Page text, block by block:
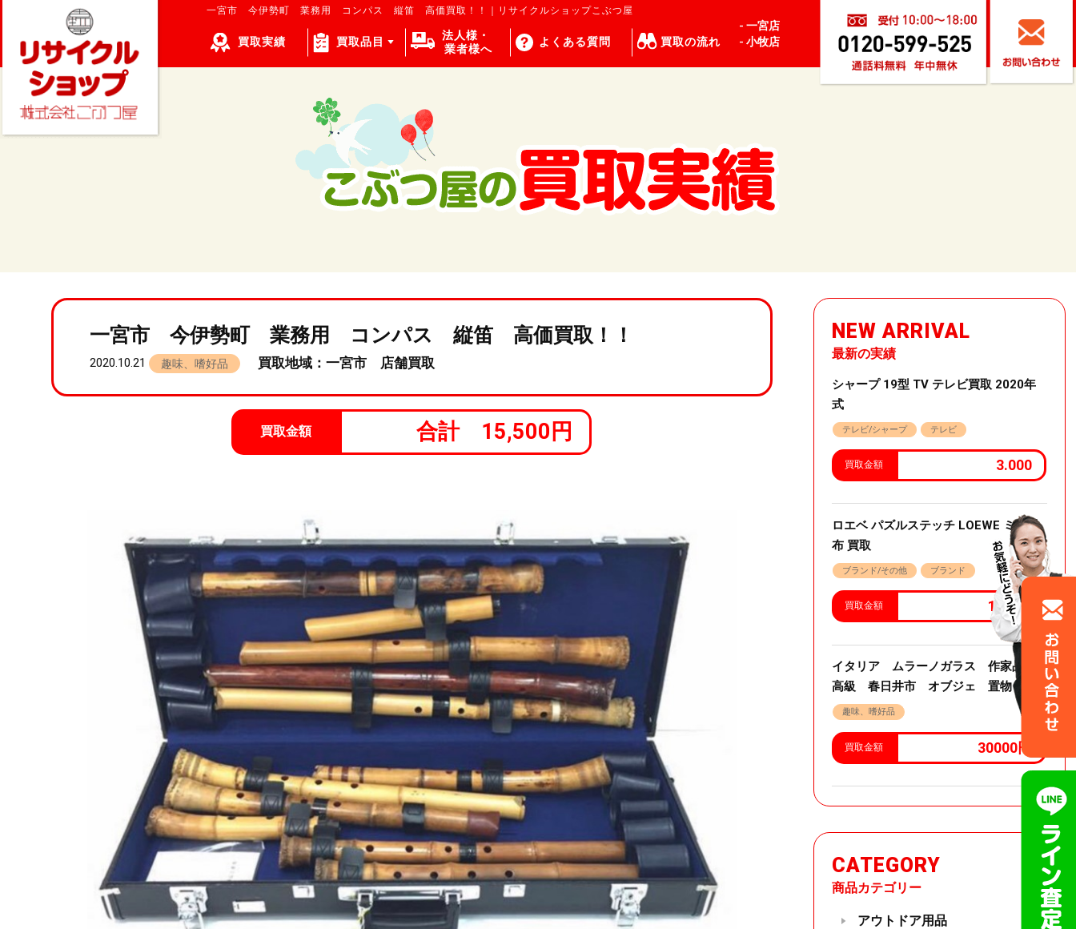
一宮市 今伊勢町 業務用 コンパス 縦笛 高価買取！！｜リサイクルショップこぶつ屋
買取実績 買取品目
法人様・
業者様へ
よくある質問 買取の流れ
- 一宮店
- 小牧店
一宮市 今伊勢町 業務用 コンパス 縦笛 高価買取！！
2020.10.21 趣味、嗜好品 買取地域：一宮市 店舗買取
買取金額 合計 15,500円
NEW ARRIVAL
最新の実績
シャープ 19型 TV テレビ買取 2020年
式
テレビ/シャープ テレビ
買取金額 3.000
ロエベ パズルステッチ LOEWE ミニ財
布 買取
ブランド/その他 ブランド
買取金額 15,000
イタリア ムラーノガラス 作家品
高級 春日井市 オブジェ 置物
趣味、嗜好品
買取金額 30000円
CATEGORY
商品カテゴリー
アウトドア用品